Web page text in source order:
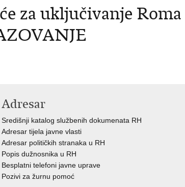
za uključivanje Roma
Adresar
Središnji katalog službenih dokumenata RH
Adresar tijela javne vlasti
Adresar političkih stranaka u RH
Popis dužnosnika u RH
Besplatni telefoni javne uprave
Pozivi za žurnu pomoć